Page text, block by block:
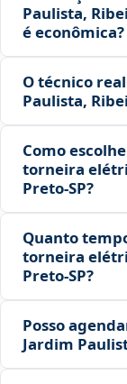
Paulista,
é econômica?
O técnico
Paulista,
Como
torneira
Preto‑SP?
Quanto
torneira
Preto‑SP?
Posso
Jardim